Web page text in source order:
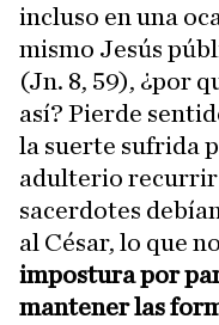
incluso en una
mismo Jesús
(Jn. 8, 59), ¿por
así? Pierde
la suerte sufrida
adulterio recurrir
sacerdotes
al César, lo que
impostura por
mantener las